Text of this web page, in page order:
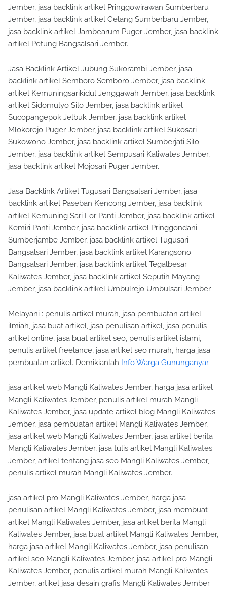
Jember, jasa backlink artikel Pringgowirawan Sumberbaru
Jember, jasa backlink artikel Gelang Sumberbaru Jember,
jasa backlink artikel Jambearum Puger Jember, jasa backlink
artikel Petung Bangsalsari Jember.
Jasa Backlink Artikel Jubung Sukorambi Jember, jasa
backlink artikel Semboro Semboro Jember, jasa backlink
artikel Kemuningsarikidul Jenggawah Jember, jasa backlink
artikel Sidomulyo Silo Jember, jasa backlink artikel
Sucopangepok Jelbuk Jember, jasa backlink artikel
Mlokorejo Puger Jember, jasa backlink artikel Sukosari
Sukowono Jember, jasa backlink artikel Sumberjati Silo
Jember, jasa backlink artikel Sempusari Kaliwates Jember,
jasa backlink artikel Mojosari Puger Jember.
Jasa Backlink Artikel Tugusari Bangsalsari Jember, jasa
backlink artikel Paseban Kencong Jember, jasa backlink
artikel Kemuning Sari Lor Panti Jember, jasa backlink artikel
Kemiri Panti Jember, jasa backlink artikel Pringgondani
Sumberjambe Jember, jasa backlink artikel Tugusari
Bangsalsari Jember, jasa backlink artikel Karangsono
Bangsalsari Jember, jasa backlink artikel Tegalbesar
Kaliwates Jember, jasa backlink artikel Seputih Mayang
Jember, jasa backlink artikel Umbulrejo Umbulsari Jember.
Melayani : penulis artikel murah, jasa pembuatan artikel
ilmiah, jasa buat artikel, jasa penulisan artikel, jasa penulis
artikel online, jasa buat artikel seo, penulis artikel islami,
penulis artikel freelance, jasa artikel seo murah, harga jasa
pembuatan artikel. Demikianlah Info Warga Gununganyar.
jasa artikel web Mangli Kaliwates Jember, harga jasa artikel
Mangli Kaliwates Jember, penulis artikel murah Mangli
Kaliwates Jember, jasa update artikel blog Mangli Kaliwates
Jember, jasa pembuatan artikel Mangli Kaliwates Jember,
jasa artikel web Mangli Kaliwates Jember, jasa artikel berita
Mangli Kaliwates Jember, jasa tulis artikel Mangli Kaliwates
Jember, artikel tentang jasa seo Mangli Kaliwates Jember,
penulis artikel murah Mangli Kaliwates Jember.
jasa artikel pro Mangli Kaliwates Jember, harga jasa
penulisan artikel Mangli Kaliwates Jember, jasa membuat
artikel Mangli Kaliwates Jember, jasa artikel berita Mangli
Kaliwates Jember, jasa buat artikel Mangli Kaliwates Jember,
harga jasa artikel Mangli Kaliwates Jember, jasa penulisan
artikel seo Mangli Kaliwates Jember, jasa artikel pro Mangli
Kaliwates Jember, penulis artikel murah Mangli Kaliwates
Jember, artikel jasa desain grafis Mangli Kaliwates Jember.